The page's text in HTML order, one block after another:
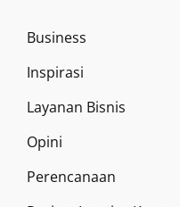
Business
Inspirasi
Layanan Bisnis
Opini
Perencanaan